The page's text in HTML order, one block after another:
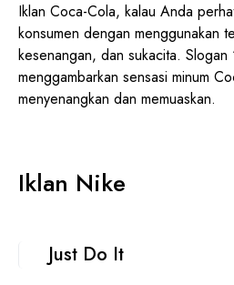
Iklan Coca-Cola, kalau Anda
konsumen dengan menggunakan
kesenangan, dan sukacita. Slogan
menggambarkan sensasi minum
menyenangkan dan memuaskan.
Iklan Nike
Just Do It